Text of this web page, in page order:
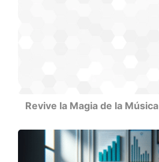
Revive la Magia de la Música